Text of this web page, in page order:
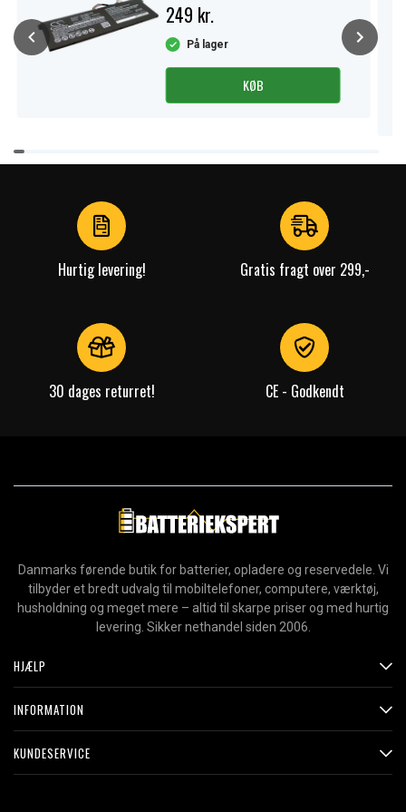
249 kr.
På lager
KØB
Item
1
Hurtig levering! Gratis fragt over 299,-
30 dages returret! CE - Godkendt
Danmarks førende butik for batterier, opladere og reservedele. Vi
tilbyder et bredt udvalg til mobiltelefoner, computere, værktøj,
husholdning og meget mere – altid til skarpe priser og med hurtig
levering. Sikker nethandel siden 2006.
HJÆLP
INFORMATION
KUNDESERVICE